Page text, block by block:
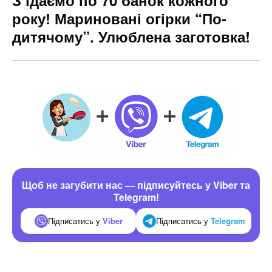
року! Мариновані огірки “По-
дитячому”. Улюблена заготовка!
Щоб не загубити нас — підписуйтесь у Viber та
Telegram!
Підписатись у Viber Підписатись у Telegram